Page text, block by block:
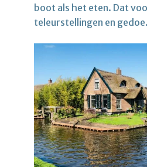
boot als het eten. Dat
teleurstellingen en gedoe.